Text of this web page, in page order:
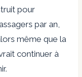
pour
par an,
même que la
continuer à